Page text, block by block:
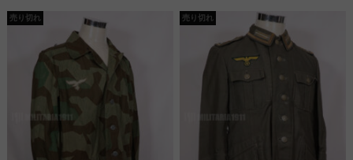
売り切れ 売り切れ